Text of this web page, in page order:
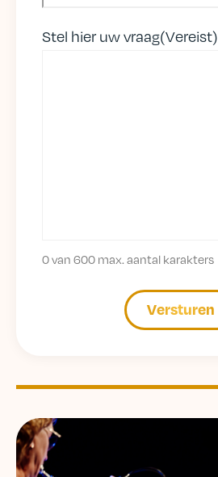
Stel hier uw vraag(Vereist)
0 van 600 max. aantal karakters
Versturen